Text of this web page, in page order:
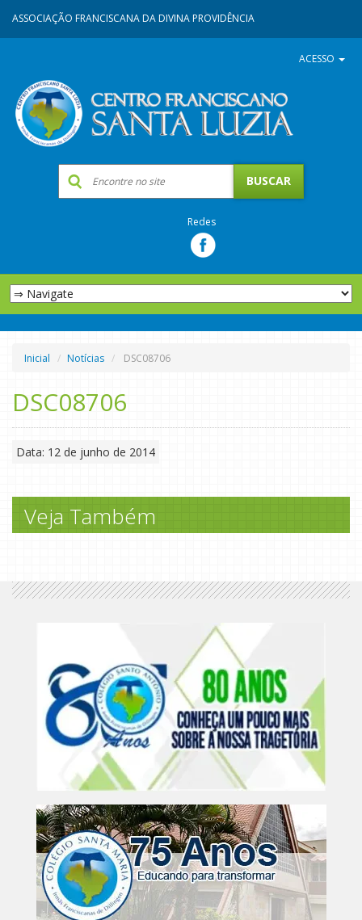
ASSOCIAÇÃO FRANCISCANA DA DIVINA PROVIDÊNCIA
ACESSO
Redes
Inicial Notícias DSC08706
DSC08706
Data: 12 de junho de 2014
Veja Também